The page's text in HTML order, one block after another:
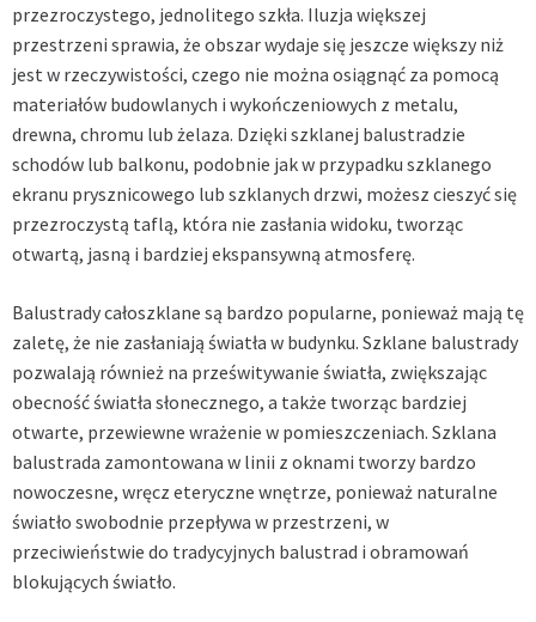
przezroczystego, jednolitego szkła. Iluzja większej
przestrzeni sprawia, że obszar wydaje się jeszcze większy niż
jest w rzeczywistości, czego nie można osiągnąć za pomocą
materiałów budowlanych i wykończeniowych z metalu,
drewna, chromu lub żelaza. Dzięki szklanej balustradzie
schodów lub balkonu, podobnie jak w przypadku szklanego
ekranu prysznicowego lub szklanych drzwi, możesz cieszyć się
przezroczystą taflą, która nie zasłania widoku, tworząc
otwartą, jasną i bardziej ekspansywną atmosferę.
Balustrady całoszklane są bardzo popularne, ponieważ mają tę
zaletę, że nie zasłaniają światła w budynku. Szklane balustrady
pozwalają również na prześwitywanie światła, zwiększając
obecność światła słonecznego, a także tworząc bardziej
otwarte, przewiewne wrażenie w pomieszczeniach. Szklana
balustrada zamontowana w linii z oknami tworzy bardzo
nowoczesne, wręcz eteryczne wnętrze, ponieważ naturalne
światło swobodnie przepływa w przestrzeni, w
przeciwieństwie do tradycyjnych balustrad i obramowań
blokujących światło.